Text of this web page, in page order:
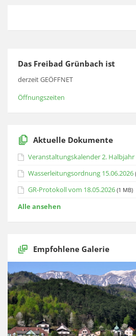
Das Freibad Grünbach ist
derzeit GEÖFFNET
Öffnungszeiten
Aktuelle Dokumente
Veranstaltungskalender 2. Halbjahr
Wasserleitungsordnung 15.06.2026
GR-Protokoll vom 18.05.2026 (1 MB)
Alle ansehen
Empfohlene Galerie